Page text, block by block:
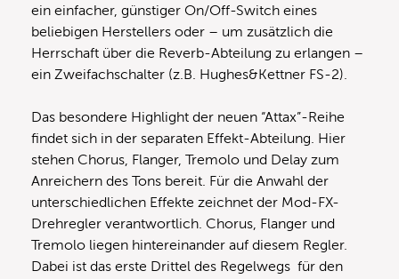
ein einfacher, günstiger On/Off-Switch eines
beliebigen Herstellers oder – um zusätzlich die
Herrschaft über die Reverb-Abteilung zu erlangen –
ein Zweifachschalter (z.B. Hughes&Kettner FS-2).
Das besondere Highlight der neuen “Attax”-Reihe
findet sich in der separaten Effekt-Abteilung. Hier
stehen Chorus, Flanger, Tremolo und Delay zum
Anreichern des Tons bereit. Für die Anwahl der
unterschiedlichen Effekte zeichnet der Mod-FX-
Drehregler verantwortlich. Chorus, Flanger und
Tremolo liegen hintereinander auf diesem Regler.
Dabei ist das erste Drittel des Regelwegs für den